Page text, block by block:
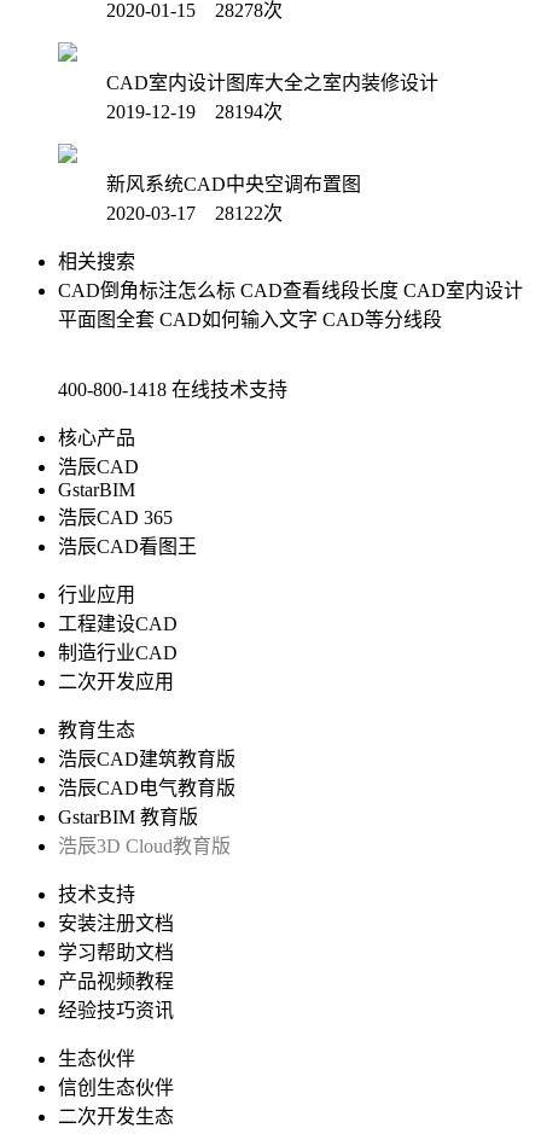
2020-01-15 28278次
CAD室内设计图库大全之室内装修设计
2019-12-19 28194次
新风系统CAD中央空调布置图
2020-03-17 28122次
相关搜索
CAD倒角标注怎么标 CAD查看线段长度 CAD室内设计
平面图全套 CAD如何输入文字 CAD等分线段
400-800-1418 在线技术支持
核心产品
浩辰CAD
GstarBIM
浩辰CAD 365
浩辰CAD看图王
行业应用
工程建设CAD
制造行业CAD
二次开发应用
教育生态
浩辰CAD建筑教育版
浩辰CAD电气教育版
GstarBIM 教育版
浩辰3D Cloud教育版
技术支持
安装注册文档
学习帮助文档
产品视频教程
经验技巧资讯
生态伙伴
信创生态伙伴
二次开发生态